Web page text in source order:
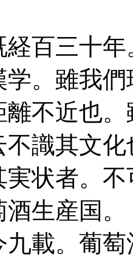
百三十
学。雖我
不近也
識其文
状者。
生産国。
九載。葡